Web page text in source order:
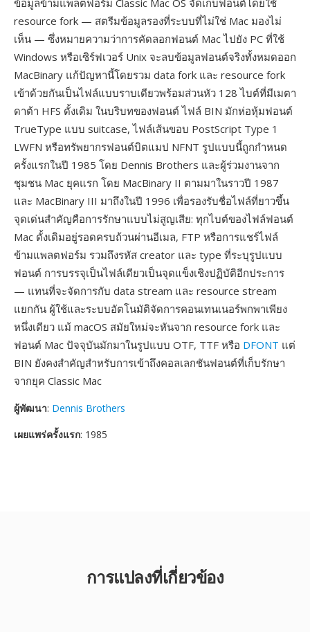
ข้อมูลข้ามแพลตฟอร์ม Classic Mac OS จัดเก็บฟอนต์โดยใช้
resource fork — สตรีมข้อมูลรองที่ระบบที่ไม่ใช่ Mac มองไม่
เห็น — ซึ่งหมายความว่าการคัดลอกฟอนต์ Mac ไปยัง PC ที่ใช้
Windows หรือเซิร์ฟเวอร์ Unix จะลบข้อมูลฟอนต์จริงทั้งหมดออก
MacBinary แก้ปัญหานี้โดยรวม data fork และ resource fork
เข้าด้วยกันเป็นไฟล์แบบราบเดียวพร้อมส่วนหัว 128 ไบต์ที่มีเมตา
ดาต้า HFS ดั้งเดิม ในบริบทของฟอนต์ ไฟล์ BIN มักห่อหุ้มฟอนต์
TrueType แบบ suitcase, ไฟล์เส้นขอบ PostScript Type 1
LWFN หรือทรัพยากรฟอนต์บิตแมป NFNT รูปแบบนี้ถูกกำหนด
ครั้งแรกในปี 1985 โดย Dennis Brothers และผู้ร่วมงานจาก
ชุมชน Mac ยุคแรก โดย MacBinary II ตามมาในราวปี 1987
และ MacBinary III มาถึงในปี 1996 เพื่อรองรับชื่อไฟล์ที่ยาวขึ้น
จุดเด่นสำคัญคือการรักษาแบบไม่สูญเสีย: ทุกไบต์ของไฟล์ฟอนต์
Mac ดั้งเดิมอยู่รอดครบถ้วนผ่านอีเมล, FTP หรือการแชร์ไฟล์
ข้ามแพลตฟอร์ม รวมถึงรหัส creator และ type ที่ระบุรูปแบบ
ฟอนต์ การบรรจุเป็นไฟล์เดียวเป็นจุดแข็งเชิงปฏิบัติอีกประการ
— แทนที่จะจัดการกับ data stream และ resource stream
แยกกัน ผู้ใช้และระบบอัตโนมัติจัดการคอนเทนเนอร์พกพาเพียง
หนึ่งเดียว แม้ macOS สมัยใหม่จะหันจาก resource fork และ
ฟอนต์ Mac ปัจจุบันมักมาในรูปแบบ OTF, TTF หรือ DFONT แต่
BIN ยังคงสำคัญสำหรับการเข้าถึงคอลเลกชันฟอนต์ที่เก็บรักษา
จากยุค Classic Mac
ผู้พัฒนา: Dennis Brothers
เผยแพร่ครั้งแรก: 1985
การแปลงที่เกี่ยวข้อง